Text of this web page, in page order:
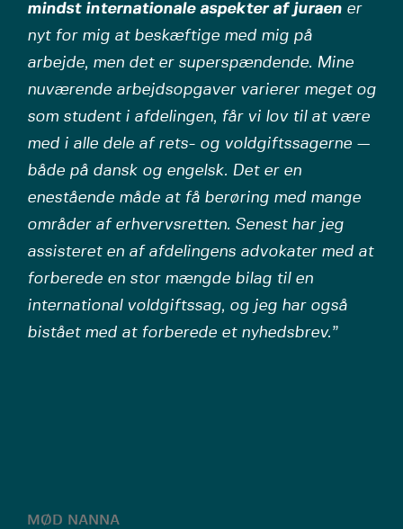
mindst internationale aspekter af juraen er
nyt for mig at beskæftige med mig på
arbejde, men det er superspændende. Mine
nuværende arbejdsopgaver varierer meget og
som student i afdelingen, får vi lov til at være
med i alle dele af rets- og voldgiftssagerne —
både på dansk og engelsk. Det er en
enestående måde at få berøring med mange
områder af erhvervsretten. Senest har jeg
assisteret en af afdelingens advokater med at
forberede en stor mængde bilag til en
international voldgiftssag, og jeg har også
bistået med at forberede et nyhedsbrev.”
MØD NANNA